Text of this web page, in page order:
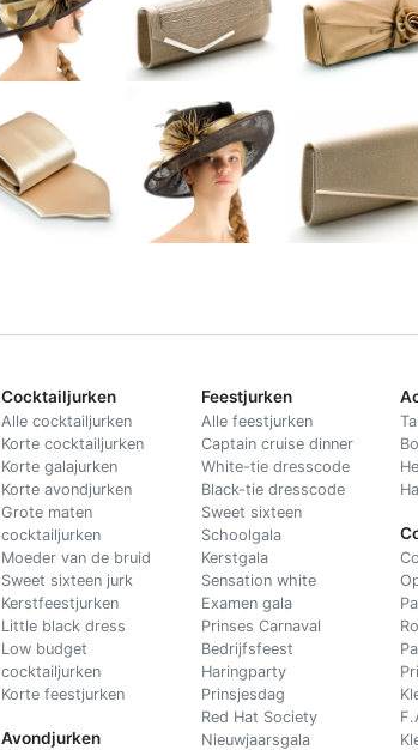
Cocktailjurken
Alle cocktailjurken
Korte cocktailjurken
Korte galajurken
Korte avondjurken
Grote maten
cocktailjurken
Moeder van de bruid
Sweet sixteen jurk
Kerstfeestjurken
Little black dress
Low budget
cocktailjurken
Korte feestjurken
Avondjurken
Feestjurken
Alle feestjurken
Captain cruise dinner
White-tie dresscode
Black-tie dresscode
Sweet sixteen
Schoolgala
Kerstgala
Sensation white
Examen gala
Prinses Carnaval
Bedrijfsfeest
Haringparty
Prinsjesdag
Red Hat Society
Nieuwjaarsgala
C